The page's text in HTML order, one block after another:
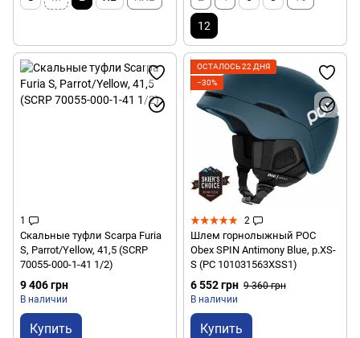
12
1
Скальные туфли Scarpa Furia
S, Parrot/Yellow, 41,5 (SCRP
70055-000-1-41 1/2)
9 406 грн
В наличии
Купить
ОСТАЛОСЬ 22 ДНЯ
−30%
2
Шлем горнолыжный POC
Obex SPIN Antimony Blue, р.XS-
S (PC 101031563XSS1)
6 552 грн 9 360 грн
В наличии
Купить